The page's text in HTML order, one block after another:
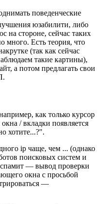
поведенческие
юзабилити, либо
на стороне, сейчас таких
много. Есть теория, что
(так как сейчас
такие картины),
а потом предлагать свои
как только курсор
/ вкладки появляется
хотите...?".
ip чаще, чем ... (однако
поисковых систем и
— вывод проверки
окна с просьбой
—